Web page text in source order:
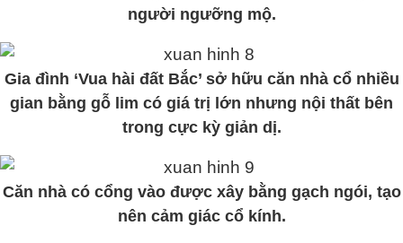
người ngưỡng mộ.
Gia đình ‘Vua hài đất Bắc’ sở hữu căn nhà cổ nhiều
gian bằng gỗ lim có giá trị lớn nhưng nội thất bên
trong cực kỳ giản dị.
Căn nhà có cổng vào được xây bằng gạch ngói, tạo
nên cảm giác cổ kính.